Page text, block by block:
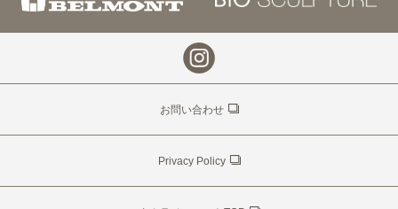
お問い合わせ
Privacy Policy